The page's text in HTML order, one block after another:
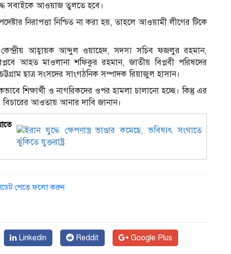
সবাইকে আওয়াজ তুলতে হবে।
নিরাপত্তা নিশ্চিত না করা হয়, তাহলে আওয়ামী লীগের টিকে
কেন্দ্রীয় আহ্বায়ক আব্দুল ওয়াহেদ, সদস্য সচিব ফজলুর রহমান,
আহত মাওলানা শফিকুর রহমান, জাতীয় বিপ্লবী পরিষদের
ছাত্র সংসদের সাংগঠনিক সম্পাদক রিয়াজুল হাসান।
শিক্ষার্থী ও নাগরিকদের ওপর হামলা চালানো হচ্ছে। কিন্তু এর
আওতায় আনার দাবি জানান।
পেতে ফলো করুন
Linkedin Reddit Google Plus